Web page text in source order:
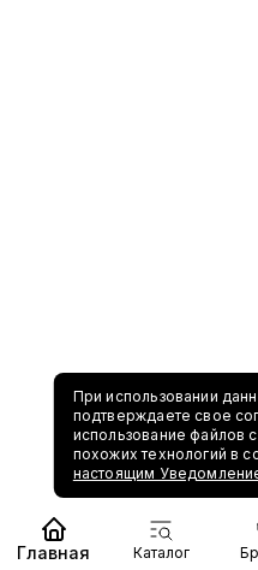
При использовании
подтверждаете свое
использование файлов
похожих технологий в
настоящим
Главная Каталог